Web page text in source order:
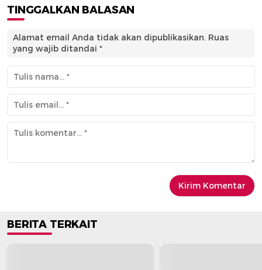
TINGGALKAN BALASAN
Alamat email Anda tidak akan dipublikasikan. Ruas
yang wajib ditandai *
BERITA TERKAIT